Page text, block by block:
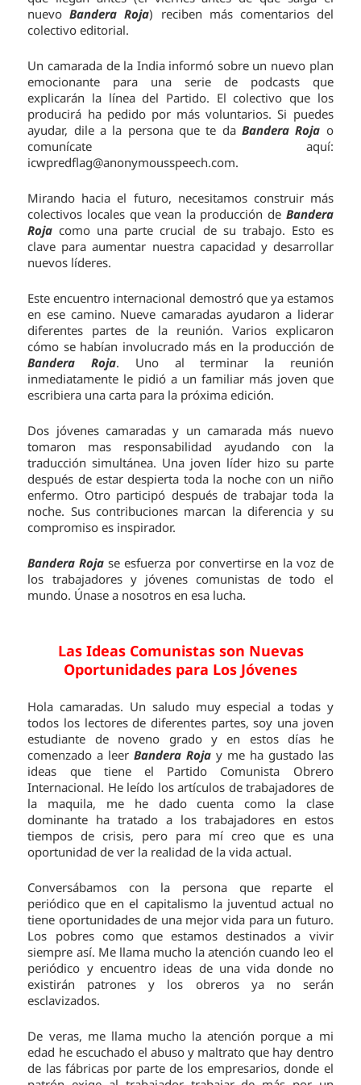
nuevoBandera Roja) reciben más comentarios del
colectivo editorial.
Un camarada de la India informó sobre un nuevo plan
emocionante para una serie de podcasts que
explicarán la línea del Partido. El colectivo que los
producirá ha pedido por más voluntarios. Si puedes
ayudar, dile a la persona que te da Bandera Roja o
comunícate aquí:
icwpredflag@anonymousspeech.com.
Mirando hacia el futuro, necesitamos construir más
colectivos locales que vean la producción de Bandera
Roja como una parte crucial de su trabajo. Esto es
clave para aumentar nuestra capacidad y desarrollar
nuevos líderes.
Este encuentro internacional demostró que ya estamos
en ese camino. Nueve camaradas ayudaron a liderar
diferentes partes de la reunión. Varios explicaron
cómo se habían involucrado más en la producción de
Bandera Roja. Uno al terminar la reunión
inmediatamente le pidió a un familiar más joven que
escribiera una carta para la próxima edición.
Dos jóvenes camaradas y un camarada más nuevo
tomaron mas responsabilidad ayudando con la
traducción simultánea. Una joven líder hizo su parte
después de estar despierta toda la noche con un niño
enfermo. Otro participó después de trabajar toda la
noche. Sus contribuciones marcan la diferencia y su
compromiso es inspirador.
Bandera Roja se esfuerza por convertirse en la voz de
los trabajadores y jóvenes comunistas de todo el
mundo. Únase a nosotros en esa lucha.
Las Ideas Comunistas son Nuevas
Oportunidades para Los Jóvenes
Hola camaradas. Un saludo muy especial a todas y
todos los lectores de diferentes partes, soy una joven
estudiante de noveno grado y en estos días he
comenzado a leerBandera Roja y me ha gustado las
ideas que tiene el Partido Comunista Obrero
Internacional. He leído los artículos de trabajadores de
la maquila, me he dado cuenta como la clase
dominante ha tratado a los trabajadores en estos
tiempos de crisis, pero para mí creo que es una
oportunidad de ver la realidad de la vida actual.
Conversábamos con la persona que reparte el
periódico que en el capitalismo la juventud actual no
tiene oportunidades de una mejor vida para un futuro.
Los pobres como que estamos destinados a vivir
siempre así. Me llama mucho la atención cuando leo el
periódico y encuentro ideas de una vida donde no
existirán patrones y los obreros ya no serán
esclavizados.
De veras, me llama mucho la atención porque a mi
edad he escuchado el abuso y maltrato que hay dentro
de las fábricas por parte de los empresarios, donde el